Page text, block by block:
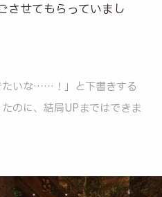
させてもらっていまし
たいな……！」と下書きする
のに、結局UPまではできま